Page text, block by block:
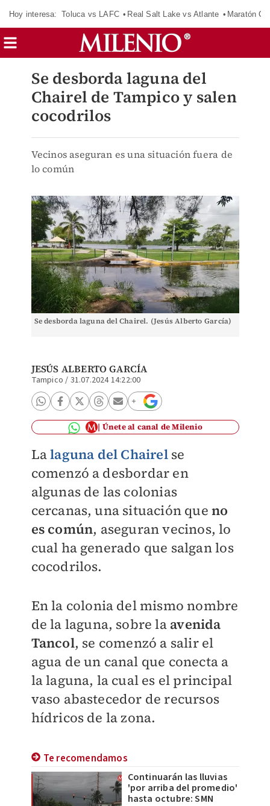
Hoy interesa: Toluca vs LAFC Real Salt Lake vs Atlante Maratón
Se desborda laguna del
Chairel de Tampico y salen
cocodrilos
Vecinos aseguran es una situación fuera de
lo común
Se desborda laguna del Chairel. (Jesús Alberto García)
JESÚS ALBERTO GARCÍA
Tampico / 31.07.2024 14:22:00
Únete al canal de Milenio
Lalaguna del Chairelse
comenzó a desbordar en
algunas de las colonias
cercanas, una situación queno
es común, aseguran vecinos, lo
cual ha generado que salgan los
cocodrilos.
En la colonia del mismo nombre
de la laguna, sobre laavenida
Tancol, se comenzó a salir el
agua de un canal que conecta a
la laguna, la cual es el principal
vaso abastecedor de recursos
hídricos de la zona.
Te recomendamos
Continuarán las lluvias
'por arriba del promedio'
hasta octubre: SMN